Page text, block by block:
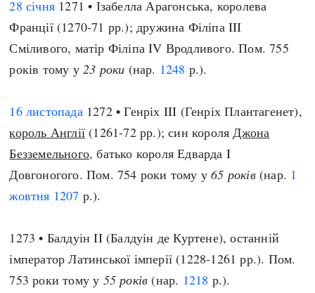
28 січня 1271 • Ізабелла Арагонська, королева
Франції (1270-71 рр.); дружина Філіпа III
Сміливого, матір Філіпа IV Вродливого. Пом. 755
років тому у23 роки (нар. 1248 р.).
16 листопада1272 • Генріх III (Генріх Плантагенет),
король Англії (1261-72 рр.); син короляДжона
Безземельного, батько короля Едварда I
Довгоногого. Пом. 754 роки тому у65 років(нар. 1
жовтня 1207 р.).
1273 • Балдуін II (Балдуін де Куртене), останній
імператор Латинської імперії (1228-1261 рр.). Пом.
753 роки тому у 55 років (нар. 1218 р.).